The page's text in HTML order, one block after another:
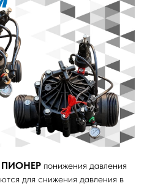
ПИОНЕР понижения давления
для снижения давления в